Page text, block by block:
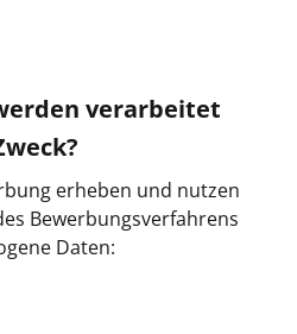
verarbeitet
erheben und nutzen
Bewerbungsverfahrens
Daten: